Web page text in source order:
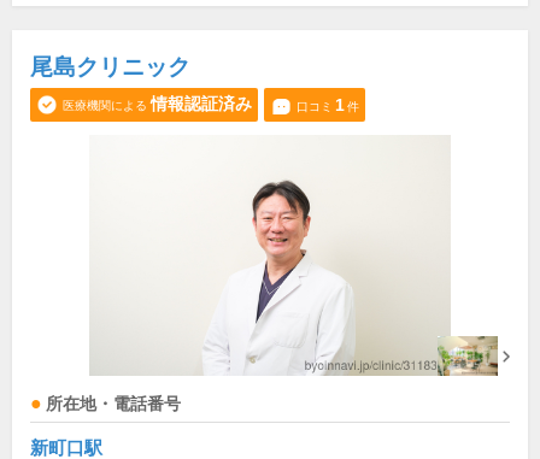
尾島クリニック
医療機関による 情報認証済み 口コミ 1件
所在地・電話番号
新町口駅